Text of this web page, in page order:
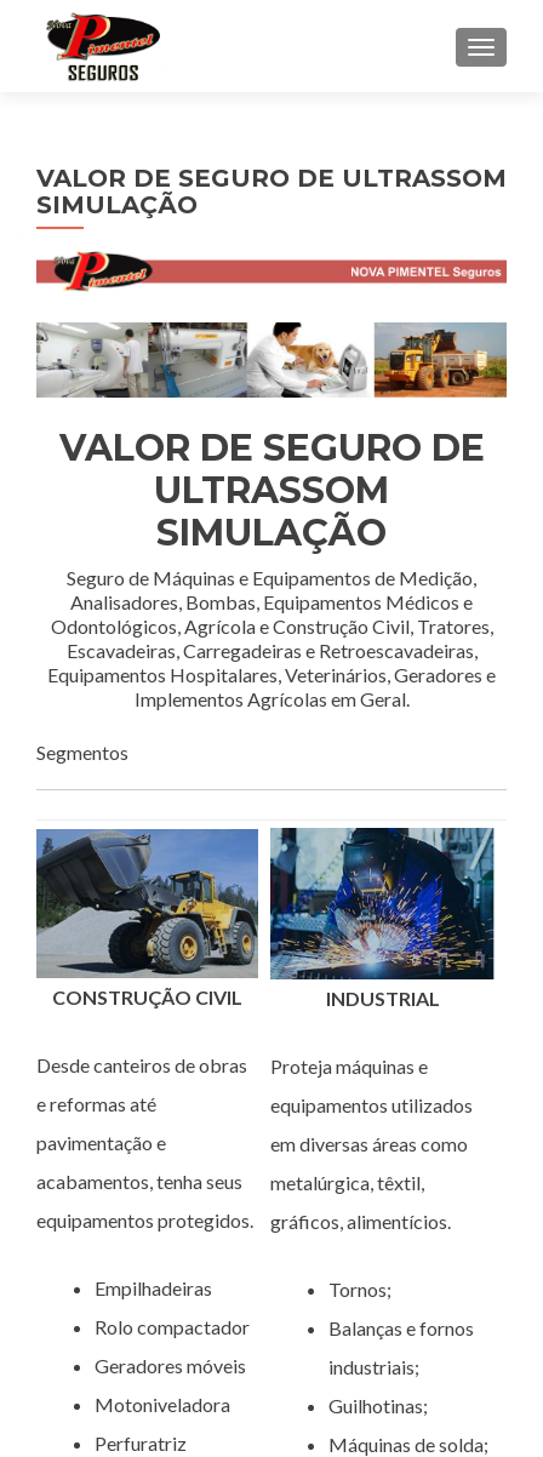
VALOR DE SEGURO DE ULTRASSOM
SIMULAÇÃO
VALOR DE SEGURO DE
ULTRASSOM
SIMULAÇÃO
Seguro de Máquinas e Equipamentos de Medição,
Analisadores, Bombas, Equipamentos Médicos e
Odontológicos, Agrícola e Construção Civil, Tratores,
Escavadeiras, Carregadeiras e Retroescavadeiras,
Equipamentos Hospitalares, Veterinários, Geradores e
Implementos Agrícolas em Geral.
Segmentos
CONSTRUÇÃO CIVIL
Desde canteiros de obras
e reformas até
pavimentação e
acabamentos, tenha seus
equipamentos protegidos.
Empilhadeiras
Rolo compactador
Geradores móveis
Motoniveladora
Perfuratriz
INDUSTRIAL
Proteja máquinas e
equipamentos utilizados
em diversas áreas como
metalúrgica, têxtil,
gráficos, alimentícios.
Tornos;
Balanças e fornos
industriais;
Guilhotinas;
Máquinas de solda;